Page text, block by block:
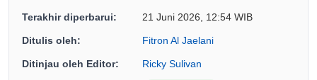
Terakhir diperbarui: 21 Juni 2026, 12:54 WIB
Ditulis oleh: Fitron Al Jaelani
Ditinjau oleh Editor: Ricky Sulivan